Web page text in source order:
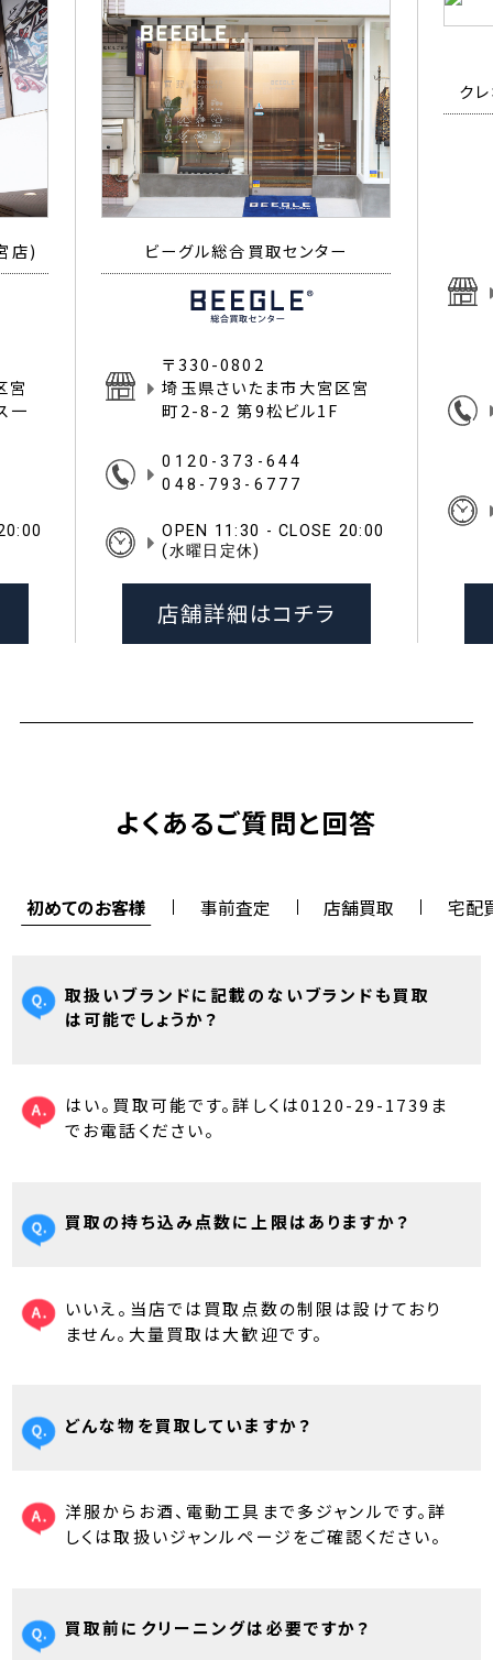
店)
宮
一
ビーグル総合買取センター
〒330-0802
埼玉県さいたま市大宮区宮
町2-8-2 第9松ビル1F
0120-373-644
048-793-6777
OPEN 11:30 - CLOSE 20:00
(水曜日定休)
店舗詳細はコチラ
ク
よくあるご質問と回答
初めてのお客様 事前査定 店舗買取 宅配
取扱いブランドに記載のないブランドも買取
は可能でしょうか？
はい。買取可能です。詳しくは0120-29-1739ま
でお電話ください。
買取の持ち込み点数に上限はありますか？
いいえ。当店では買取点数の制限は設けており
ません。大量買取は大歓迎です。
どんな物を買取していますか？
洋服からお酒、電動工具まで多ジャンルです。詳
しくは取扱いジャンルページをご確認ください。
買取前にクリーニングは必要ですか？